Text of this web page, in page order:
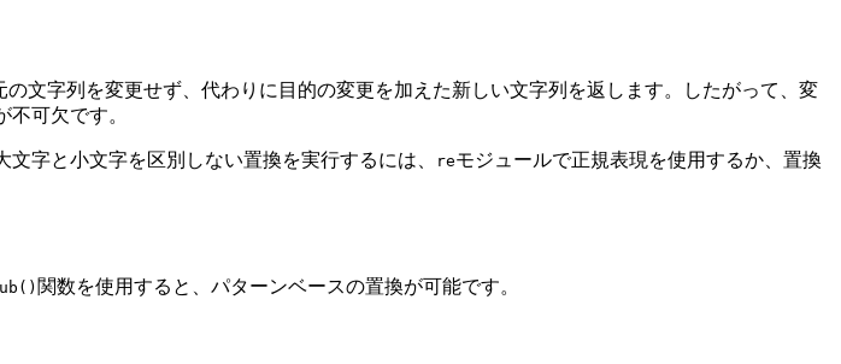
の文字列を変更せず、代わりに目的の変更を加えた新しい文字列を返します。したがって、変
可欠です。
字と小文字を区別しない置換を実行するには、 reモジュールで正規表現を使用するか、置換
関数を使用すると、パターンベースの置換が可能です。